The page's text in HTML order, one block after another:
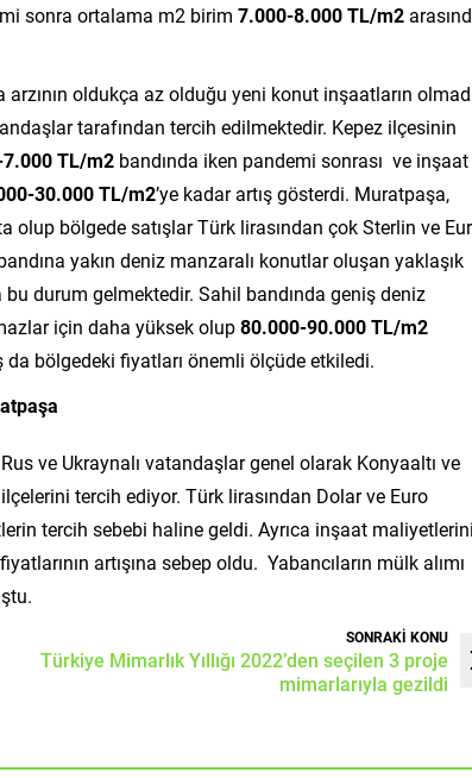
sonra ortalama m2 birim 7.000-8.000 TL/m2
oldukça az olduğu yeni konut inşaatların
tarafından tercih edilmektedir. Kepez ilçesinin
TL/m2 bandında iken pandemi sonrası ve inşaat
30.000 TL/m2’ye kadar artış gösterdi. Muratpaşa,
olup bölgede satışlar Türk lirasından çok Sterlin ve
yakın deniz manzaralı konutlar oluşan yaklaşık
bu durum gelmektedir. Sahil bandında geniş deniz
için daha yüksek olup80.000-90.000 TL/m2
bölgedeki fiyatları önemli ölçüde etkiledi.
ve Ukraynalı vatandaşlar genel olarak Konyaaltı ve
tercih ediyor. Türk lirasından Dolar ve Euro
tercih sebebi haline geldi. Ayrıca inşaat
artışına sebep oldu. Yabancıların mülk alımı
SONRAKİ KONU
Türkiye Mimarlık Yıllığı 2022’den seçilen 3 proje
mimarlarıyla gezildi